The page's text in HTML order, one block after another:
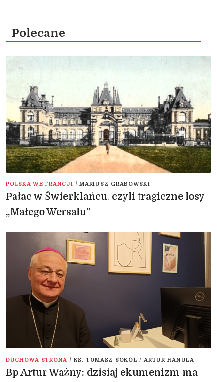
Polecane
POLSKA WE FRANCJI / MARIUSZ GRABOWSKI
Pałac w Świerklańcu, czyli tragiczne losy
„Małego Wersalu”
DUCHOWA STRONA / KS. TOMASZ SOKÓŁ / ARTUR HANULA
Bp Artur Ważny: dzisiaj ekumenizm ma